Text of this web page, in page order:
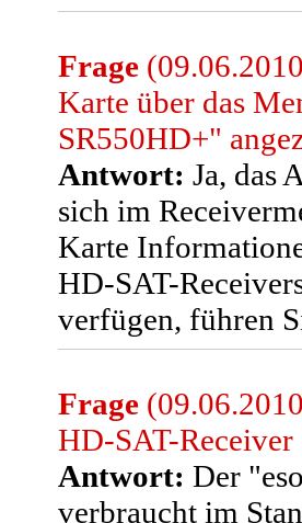
Frage
Karte über das
SR550HD+"
Antwort: Ja, das
sich im
Karte
HD-SAT-
verfügen, führen
Frage
HD-SAT-
Antwort: Der
verbraucht im